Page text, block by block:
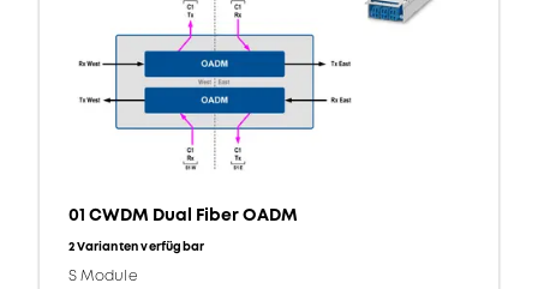
01 CWDM Dual Fiber OADM
2 Varianten verfügbar
S Module